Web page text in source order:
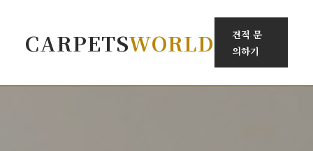
CARPETSWORLD
견적 문
의하기